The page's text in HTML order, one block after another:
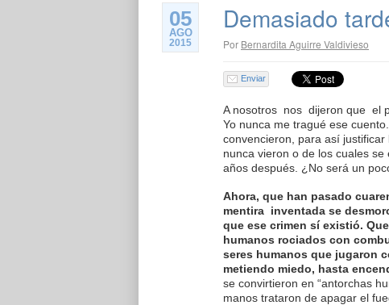
05
AGO
2015
Demasiado
Por Bernardita Aguirre Valdivieso
Enviar
A nosotros nos dijeron que el
Yo nunca me tragué ese
convencieron, para así
nunca vieron o de los cuales se
años después. ¿No será un
Ahora, que han pasado
mentira inventada se
que ese crimen sí existió.
humanos rociados con
seres humanos que jugaron
metiendo miedo, hasta
se convirtieron en “antorchas
manos trataron de apagar el